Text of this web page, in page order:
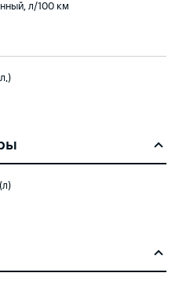
л/100 км